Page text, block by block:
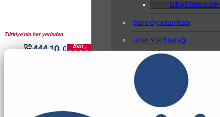
Türkiye'nin her yerinden
444 10 0
Beri ,
Sektörün
Dikişli Termo
Şans Oyunları Kabı
Uzun Yük Bayrağı
Klasör
Okul Albümü
Öğretmen Not Defteri Kabı
Biala